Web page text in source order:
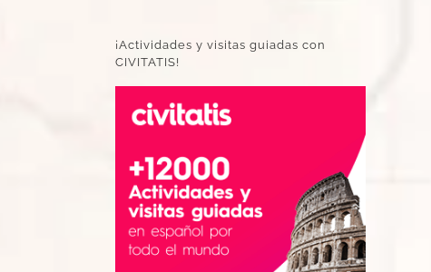
¡Actividades y visitas guiadas con
CIVITATIS!